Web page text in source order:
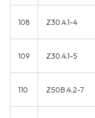
108 Z30.4.1-4
109 Z30.4.1-5
110 Z50B.4.2-7